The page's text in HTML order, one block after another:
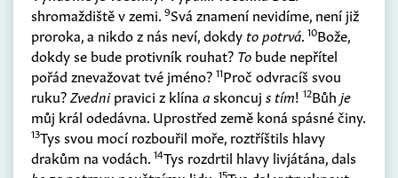
shromaždiště v zemi. 9Svá znamení nevidíme, není již
proroka, a nikdo z nás neví, dokdy to potrvá. 10Bože,
dokdy se bude protivník rouhat? To bude nepřítel
pořád znevažovat tvé jméno? 11Proč odvracíš svou
ruku?Zvednipravici z klína askoncuj s tím! 12Bůh je
můj král odedávna. Uprostřed země koná spásné činy.
13Tys svou mocí rozbouřil moře, roztříštils hlavy
drakům na vodách. 14Tys rozdrtil hlavy livjátána, dals
15